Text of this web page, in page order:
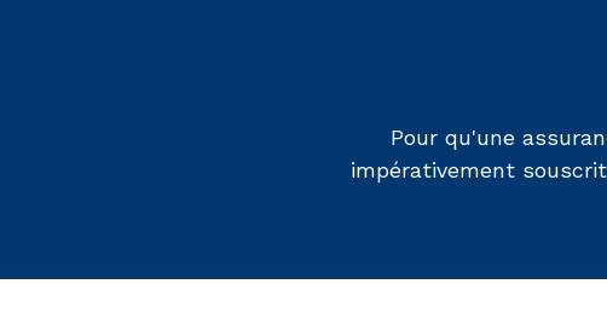
Pour qu'une
impérativement souscrit